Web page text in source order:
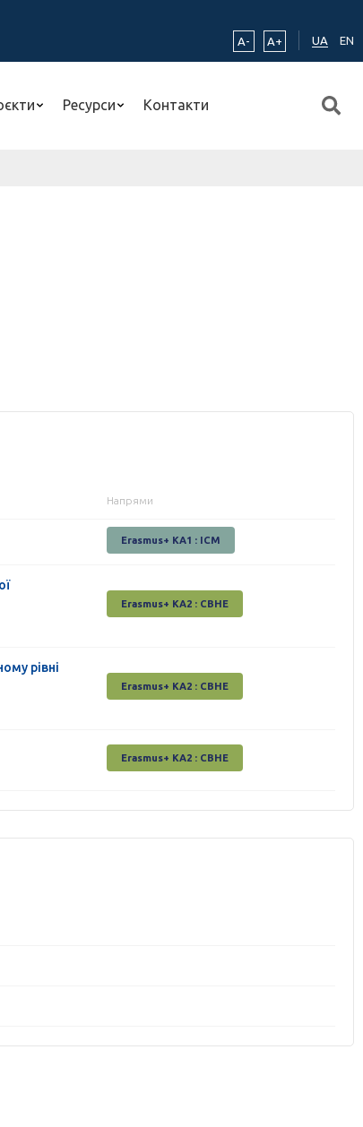
A-
A+ UA EN
Ресурси Контакти
Напрями
Erasmus+ KA1 : ICM
Erasmus+ КА2 : СВНЕ
рівні
Erasmus+ КА2 : СВНЕ
Erasmus+ КА2 : СВНЕ